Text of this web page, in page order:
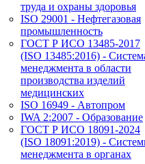
труда и охраны здоровья
ISO 29001 - Нефтегазовая
промышленность
ГОСТ Р ИСО 13485-2017
(ISO 13485:2016) -
менеджмента в области
производства изделий
медицинских
ISO 16949 - Автопром
IWA 2:2007 - Образование
ГОСТ Р ИСО 18091-2024
(ISO 18091:2019) -
менеджмента в органах